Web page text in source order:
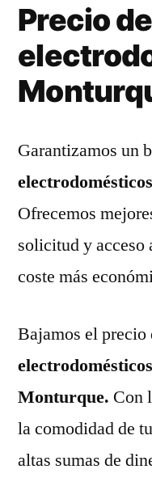
Precio
Garantizamos un
Ofrecemos
solicitud y acceso
coste más
Bajamos el precio
Monturque. Con
la comodidad de
altas sumas de